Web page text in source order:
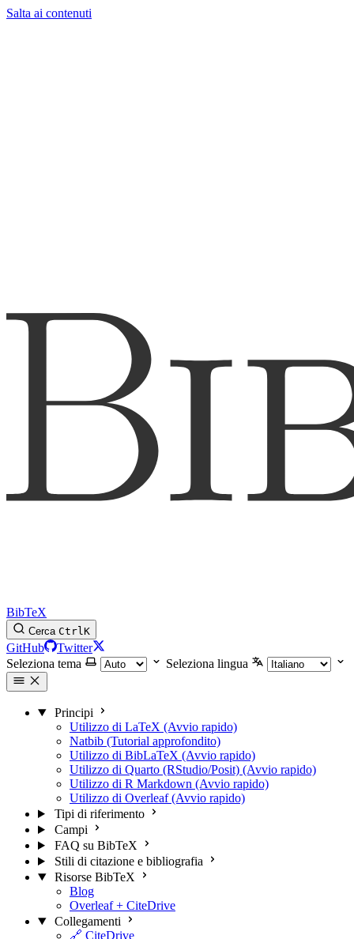
Salta ai contenuti
BibTeX
Cerca CtrlK
GitHub
Twitter
Seleziona tema
Seleziona lingua
Principi
Utilizzo di LaTeX (Avvio rapido)
Natbib (Tutorial approfondito)
Utilizzo di BibLaTeX (Avvio rapido)
Utilizzo di Quarto (RStudio/Posit) (Avvio rapido)
Utilizzo di R Markdown (Avvio rapido)
Utilizzo di Overleaf (Avvio rapido)
Tipi di riferimento
Campi
FAQ su BibTeX
Stili di citazione e bibliografia
Risorse BibTeX
Blog
Overleaf + CiteDrive
Collegamenti
🔗 CiteDrive